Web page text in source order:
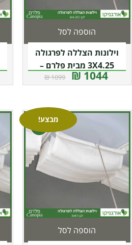
וילונות הצללה לפרגולה
3X4.25 מבית פלרם –
Canopia1044 ₪
1099 ₪
הוספה לסל
מבצע!
הוספה לסל